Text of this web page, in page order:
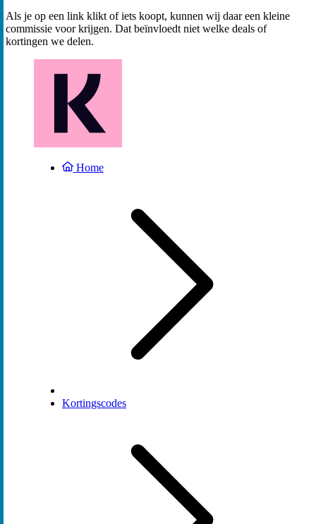
Als je op een link klikt of iets koopt, kunnen wij daar een kleine
commissie voor krijgen. Dat beïnvloedt niet welke deals of
kortingen we delen.
Home
Kortingscodes